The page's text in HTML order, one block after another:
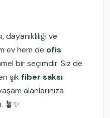
dayanıklılığı ve
ev hem de ofis
bir seçimdir. Siz de
şık fiber saksı
alanlarınıza
🪴✨